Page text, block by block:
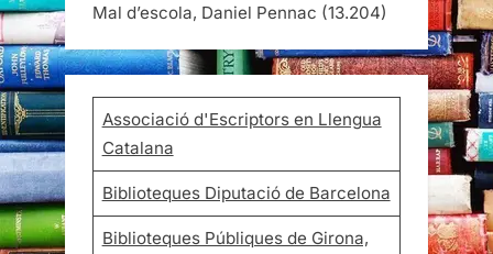
Mal d’escola, Daniel Pennac (13.204)
Associació d'Escriptors en Llengua
Catalana
Biblioteques Diputació de Barcelona
Biblioteques Públiques de Girona,